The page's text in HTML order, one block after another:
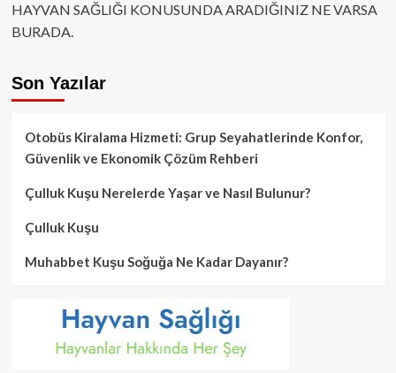
HAYVAN SAĞLIĞI KONUSUNDA ARADIĞINIZ NE VARSA
BURADA.
Son Yazılar
Otobüs Kiralama Hizmeti: Grup Seyahatlerinde Konfor,
Güvenlik ve Ekonomik Çözüm Rehberi
Çulluk Kuşu Nerelerde Yaşar ve Nasıl Bulunur?
Çulluk Kuşu
Muhabbet Kuşu Soğuğa Ne Kadar Dayanır?